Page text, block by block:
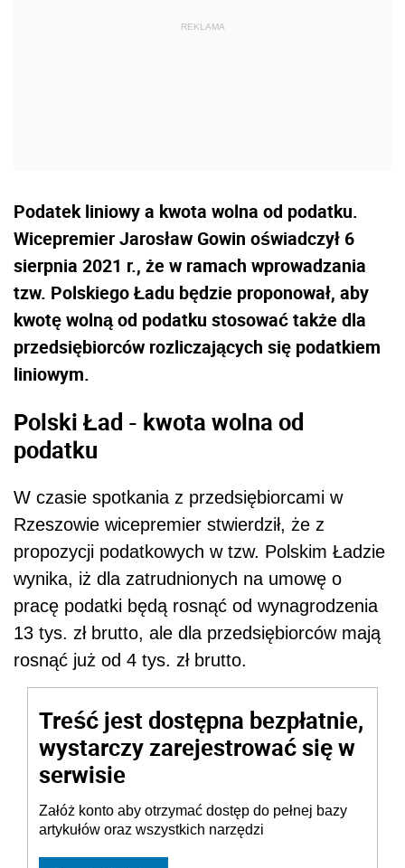
Podatek liniowy a kwota wolna od podatku.
Wicepremier Jarosław Gowin oświadczył 6
sierpnia 2021 r., że w ramach wprowadzania
tzw. Polskiego Ładu będzie proponował, aby
kwotę wolną od podatku stosować także dla
przedsiębiorców rozliczających się podatkiem
liniowym.
Polski Ład - kwota wolna od
podatku
W czasie spotkania z przedsiębiorcami w
Rzeszowie wicepremier stwierdził, że z
propozycji podatkowych w tzw. Polskim Ładzie
wynika, iż dla zatrudnionych na umowę o
pracę podatki będą rosnąć od wynagrodzenia
13 tys. zł brutto, ale dla przedsiębiorców mają
rosnąć już od 4 tys. zł brutto.
Treść jest dostępna bezpłatnie,
wystarczy zarejestrować się w
serwisie
Załóż konto aby otrzymać dostęp do pełnej bazy
artykułów oraz wszystkich narzędzi